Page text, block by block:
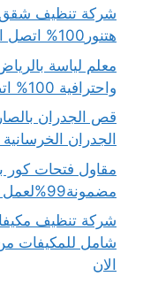
هتنور100% اتصل الان
معلم لياسة
واحترافية 100% اتصل بنا الان
قص الجدران
الجدران
مضمونة99%لعمل فتحات بالكور اتصل بنا الان
الان